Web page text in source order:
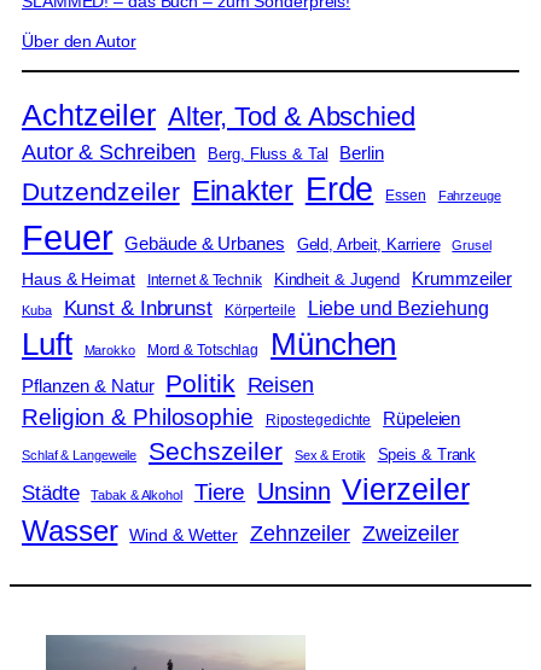
Über den Autor
Achtzeiler Alter, Tod & Abschied
Autor & Schreiben Berg, Fluss & Tal Berlin
Dutzendzeiler Einakter Erde Essen Fahrzeuge
Feuer Gebäude & Urbanes Geld, Arbeit, Karriere Grusel
Haus & Heimat Internet & Technik Kindheit & Jugend Krummzeiler
Kuba Kunst & Inbrunst Körperteile Liebe und Beziehung
Luft Marokko Mord & Totschlag München
Pflanzen & Natur Politik Reisen
Religion & Philosophie Ripostegedichte Rüpeleien
Schlaf & Langeweile Sechszeiler Sex & Erotik Speis & Trank
Städte Tabak & Alkohol Tiere Unsinn Vierzeiler
Wasser Wind & Wetter Zehnzeiler Zweizeiler